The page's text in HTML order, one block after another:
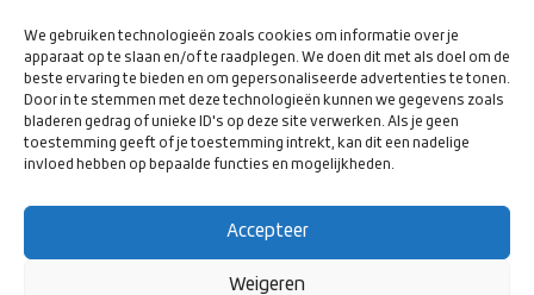
We gebruiken technologieën zoals cookies om informatie over je
apparaat op te slaan en/of te raadplegen. We doen dit met als doel om de
beste ervaring te bieden en om gepersonaliseerde advertenties te tonen.
Door in te stemmen met deze technologieën kunnen we gegevens zoals
bladeren gedrag of unieke ID's op deze site verwerken. Als je geen
toestemming geeft of je toestemming intrekt, kan dit een nadelige
invloed hebben op bepaalde functies en mogelijkheden.
Accepteer
Weigeren
ERC’69 1 tegen RC The Pink Panthers 1, 15 – 59
RC Delft 1 tegen RC Hoek van Holland Espoirs, 16 – 26
Maastrichtse RC 1 tegen LSRG 1, 49 – 17
de& 4 deklasse
SVRC 1 tegen RC Scrumboks 1, 22 – 50